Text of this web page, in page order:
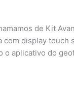
de Kit
display
o aplicativo do